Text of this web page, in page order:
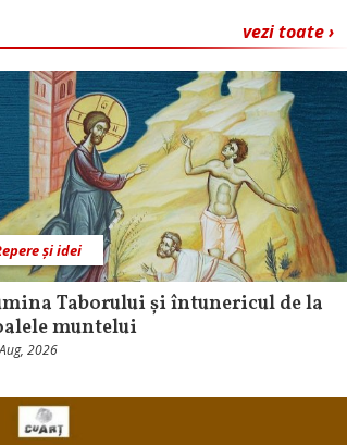
vezi toate ›
și idei
Taborului și întunericul de la
muntelui
2026